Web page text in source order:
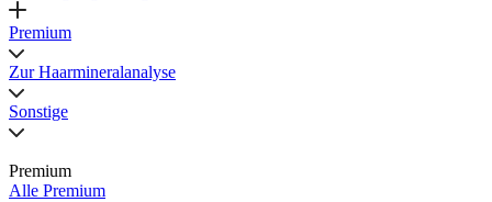
Premium
Zur Haarmineralanalyse
Sonstige
Premium
Alle Premium